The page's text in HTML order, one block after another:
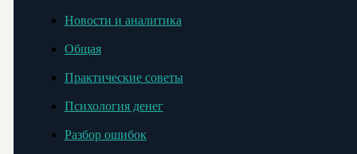
Новости и аналитика
Общая
Практические советы
Психология денег
Разбор ошибок